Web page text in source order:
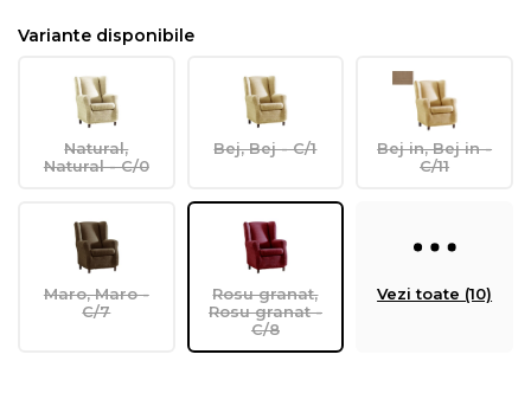
Variante disponibile
Natural,
Natural - C/0
Bej, Bej - C/1
Bej in, Bej in -
C/11
Maro, Maro -
C/7
Rosu granat,
Rosu granat -
C/8
Vezi toate (10)